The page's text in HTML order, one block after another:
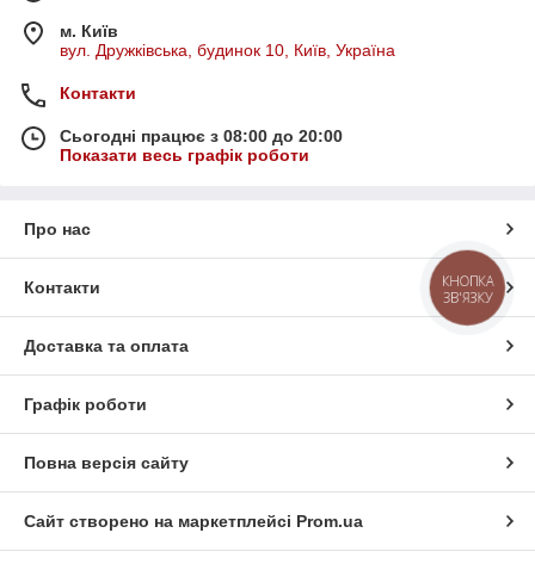
м. Київ
вул. Дружківська, будинок 10, Київ, Україна
Контакти
Сьогодні працює з 08:00 до 20:00
Показати весь графік роботи
Про нас
Контакти
Доставка та оплата
Графік роботи
Повна версія сайту
Сайт створено на маркетплейсі Prom.ua
КНОПКА
ЗВ'ЯЗКУ